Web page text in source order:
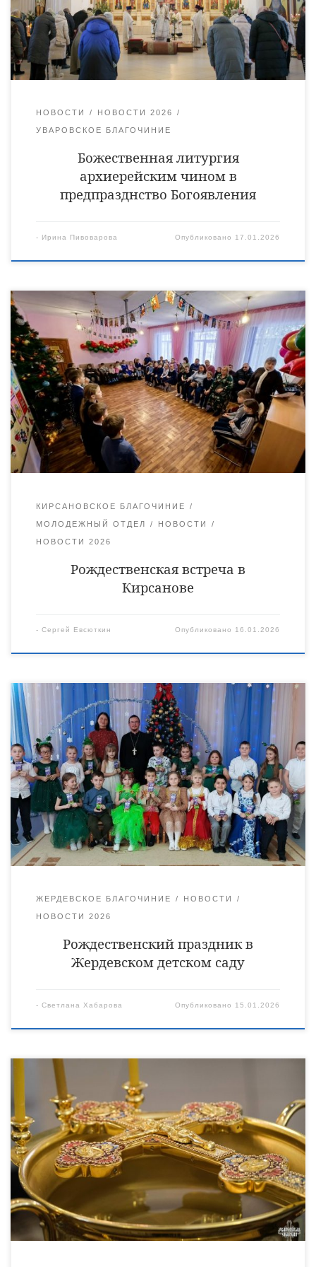
Виктор Кончаков, священник Владимир Васильев, священник
Алексий Тишкин и диакон Сергий Демидов. Богослужебные
песнопения исполнил архиерейский хор под управлением
регента Ирины Якимовой. По […]
НОВОСТИ НОВОСТИ 2026
УВАРОВСКОЕ БЛАГОЧИНИЕ
Божественная литургия
архиерейским чином в
предпразднство Богоявления
- Ирина Пивоварова Опубликовано 17.01.2026
В Центре «Планета любви» состоялась рождественская
встреча, в рамках которой воспитанники воскресной школы
Архиерейского подворья Тихвинского храма города
Кирсанова провели мероприятие для детей, посещающих
центр, включая тех, кто находится на домашнем
сопровождении, а также ребят из замещающих семей.
Руководитель молодежного отдела Уваровской епархии
священник Антоний Лукошин поздравил присутствующих с
Рождеством Христовым. Затем выступающие исполнили […]
КИРСАНОВСКОЕ БЛАГОЧИНИЕ
МОЛОДЕЖНЫЙ ОТДЕЛ НОВОСТИ
НОВОСТИ 2026
Рождественская встреча в
Кирсанове
- Сергей Евсюткин Опубликовано 16.01.2026
15 января в детском саду «Радуга» города Жердевки
состоялся Рождественский праздник. Гостем мероприятия
стал благочинный Жердевского благочиния священник
Иоанн Минаев. Дошкольники вместе с педагогами
подготовили праздничную программу, где пели, танцевали,
рассказывали стихи, славя родившегося Богомладенца. В
конце встречи, по традиции, отец Иоанн подарил детям
сладости.
ЖЕРДЕВСКОЕ БЛАГОЧИНИЕ НОВОСТИ
НОВОСТИ 2026
Рождественский праздник в
Жердевском детском саду
- Светлана Хабарова Опубликовано 15.01.2026
ВНИМАНИЕ! В ВОСКРЕСЕНИЕ /18 ЯНВАРЯ
(КРЕЩЕНСКИЙ СОЧЕЛЬНИК) ПО ОКОНЧАНИИ
БОЖЕСТВЕННОЙ ЛИТУРГИИ И ВЕЛИКОГО
ОСВЯЩЕНИЯ ВОДЫ СОСТОИТСЯ РАЗДАЧА СВЯТОЙ
ВОДЫ: С 11.30 до 16.00 ЧАСОВ, С 18.00 до 21.00 ЧАСОВ. В
ПОНЕДЕЛЬНИК /19 ЯНВАРЯ СВЯТОЕ БОГОЯВЛЕНИЕ
КРЕЩЕНИЕ ГОСПОДА БОГА И СПАСА НАШЕГО ИИСУСА
ХРИСТА, ПО ОКОНЧАНИИ БОЖЕСТВЕННОЙ ЛИТУРГИИ
И ВЕЛИКОГО ОСВЯЩЕНИЯ ВОДЫ СОСТОИТСЯ РАЗДАЧА
СВЯТОЙ […]